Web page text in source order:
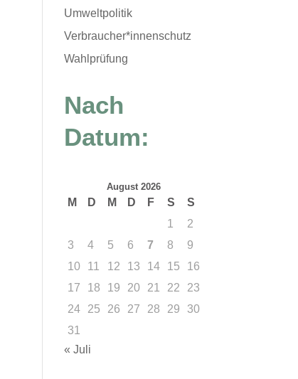
Umweltpolitik
Verbraucher*innenschutz
Wahlprüfung
Nach
Datum:
August 2026
M D M D F S
S
1
2
3
4 5 6 7 8
9
10
11 12 13 14 15
16
17
18 19 20 21 22
23
24
25 26 27 28 29
30
31
« Juli